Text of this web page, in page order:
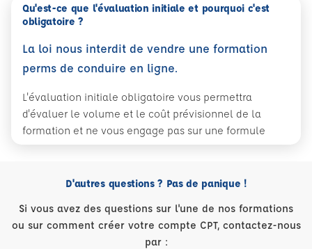
Qu'est-ce que l'évaluation initiale et pourquoi c'est
obligatoire ?
La loi nous interdit de vendre une formation
perms de conduire en ligne.
L'évaluation initiale obligatoire vous permettra
d'évaluer le volume et le coût prévisionnel de la
formation et ne vous engage pas sur une formule
D'autres questions ? Pas de panique !
Si vous avez des questions sur l'une de nos formations
ou sur comment créer votre compte CPT, contactez-nous
par :